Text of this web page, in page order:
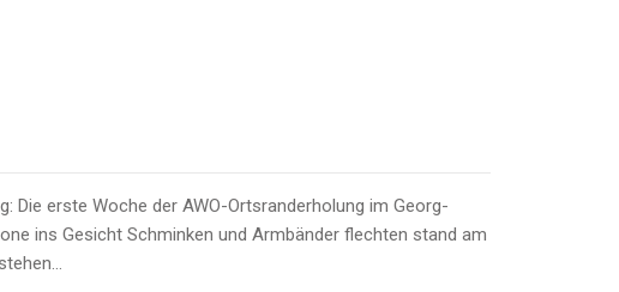
Die erste Woche der AWO-Ortsranderholung im Georg-
ins Gesicht Schminken und Armbänder flechten stand am